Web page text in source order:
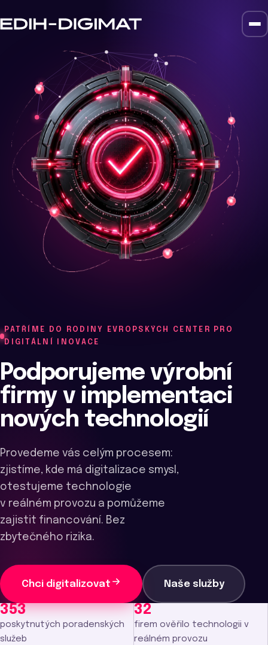
PATŘÍME DO RODINY EVROPSKÝCH CENTER PRO
DIGITÁLNÍ INOVACE
Podporujeme výrobní
firmy v implementaci
nových technologií
Provedeme vás celým procesem:
zjistíme, kde má digitalizace smysl,
otestujeme technologie
v reálném provozu a pomůžeme
zajistit financování. Bez
zbytečného rizika.
Chci digitalizovat Naše služby
353
poskytnutých poradenských
služeb
32
firem ověřilo technologii v
reálném provozu